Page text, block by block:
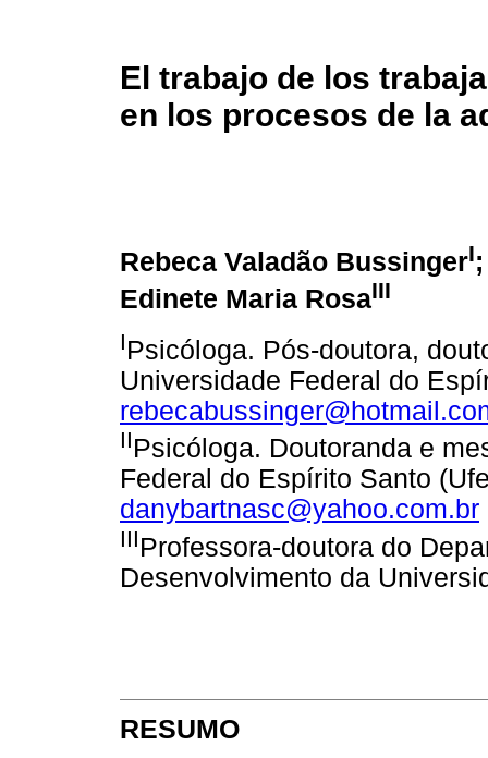
El trabajo de los
en los procesos de la
Rebeca Valadão BussingerI
Edinete Maria RosaIII
IPsicóloga. Pós-doutora,
Universidade Federal do
IIPsicóloga. Doutoranda e
Federal do Espírito Santo
danybartnasc@yahoo.com.br
IIIProfessora-doutora do
Desenvolvimento da
RESUMO